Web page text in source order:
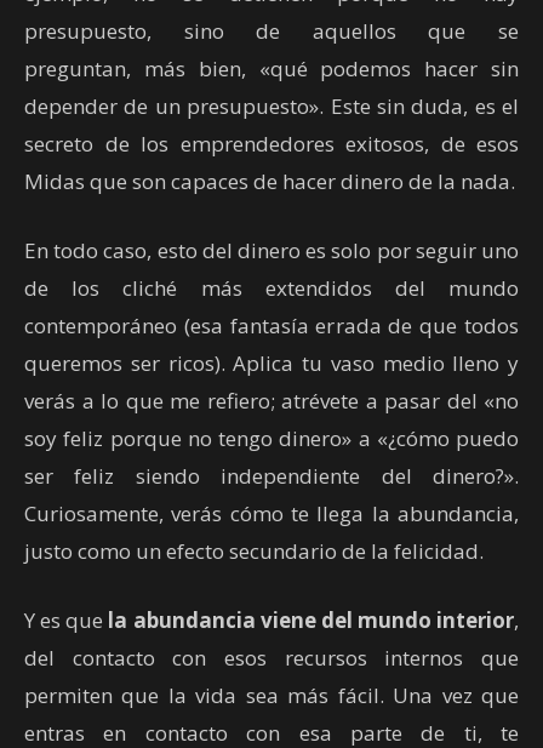
presupuesto, sino de aquellos que se
preguntan, más bien, «qué podemos hacer sin
depender de un presupuesto». Este sin duda, es el
secreto de los emprendedores exitosos, de esos
Midas que son capaces de hacer dinero de la nada.
En todo caso, esto del dinero es solo por seguir uno
de los cliché más extendidos del mundo
contemporáneo (esa fantasía errada de que todos
queremos ser ricos). Aplica tu vaso medio lleno y
verás a lo que me refiero; atrévete a pasar del «no
soy feliz porque no tengo dinero» a «¿cómo puedo
ser feliz siendo independiente del dinero?».
Curiosamente, verás cómo te llega la abundancia,
justo como un efecto secundario de la felicidad.
Y es que la abundancia viene del mundo interior,
del contacto con esos recursos internos que
permiten que la vida sea más fácil. Una vez que
entras en contacto con esa parte de ti, te